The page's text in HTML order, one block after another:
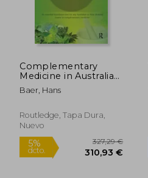
Complementary
Medicine in Australia
and New Zealand: Its
Popularisation,
Dilemmas (en Inglés)
Baer, Hans
Routledge, Tapa Dura,
Nuevo